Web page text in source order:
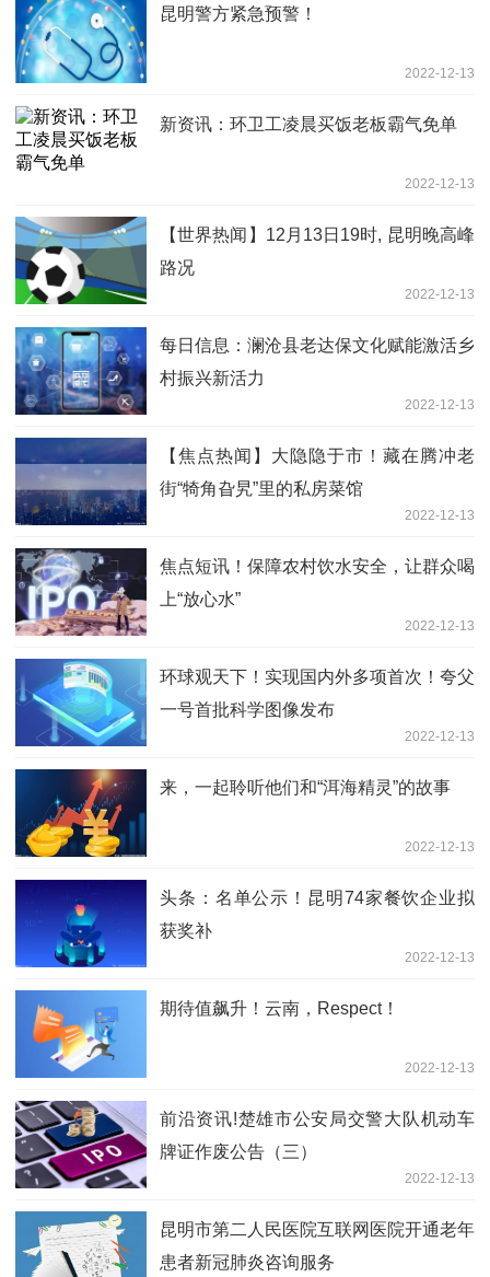
昆明警方紧急预警！
2022-12-13
新资讯：环卫工凌晨买饭老板霸气免单
2022-12-13
【世界热闻】12月13日19时, 昆明晚高峰
路况
2022-12-13
每日信息：澜沧县老达保文化赋能激活乡
村振兴新活力
2022-12-13
【焦点热闻】大隐隐于市！藏在腾冲老
街“犄角旮旯”里的私房菜馆
2022-12-13
焦点短讯！保障农村饮水安全，让群众喝
上“放心水”
2022-12-13
环球观天下！实现国内外多项首次！夸父
一号首批科学图像发布
2022-12-13
来，一起聆听他们和“洱海精灵”的故事
2022-12-13
头条：名单公示！昆明74家餐饮企业拟
获奖补
2022-12-13
期待值飙升！云南，Respect！
2022-12-13
前沿资讯!楚雄市公安局交警大队机动车
牌证作废公告（三）
2022-12-13
昆明市第二人民医院互联网医院开通老年
患者新冠肺炎咨询服务